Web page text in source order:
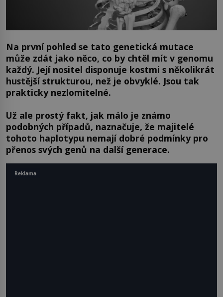
Na první pohled se tato genetická mutace
může zdát jako něco, co by chtěl mít v genomu
každý. Její nositel disponuje kostmi s několikrát
hustější strukturou, než je obvyklé. Jsou tak
prakticky nezlomitelné.
Už ale prostý fakt, jak málo je známo
podobných případů, naznačuje, že majitelé
tohoto haplotypu nemají dobré podmínky pro
přenos svých genů na další generace.
Reklama